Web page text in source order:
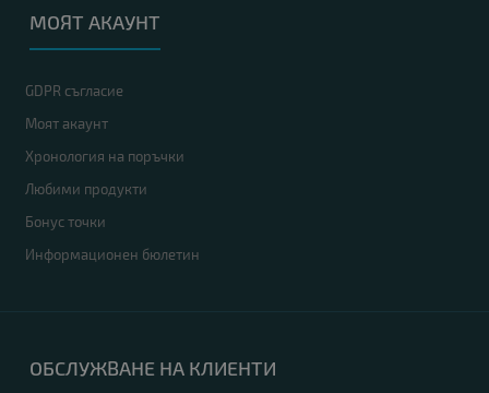
МОЯТ АКАУНТ
GDPR съгласие
Моят акаунт
Хронология на поръчки
Любими продукти
Бонус точки
Информационен бюлетин
ОБСЛУЖВАНЕ НА КЛИЕНТИ